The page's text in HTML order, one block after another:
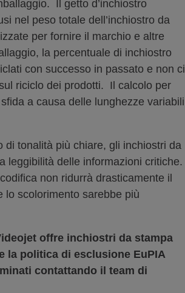
Il getto d’inchiostro
nel peso totale dell’inchiostro da
per fornire il marchio e altre
la percentuale di inchiostro
con successo in passato e non ci
riciclo dei prodotti. Il calcolo per
a causa delle lunghezze variabili
di tonalità più chiare, gli inchiostri da
leggibilità delle informazioni critiche.
non ridurrà drasticamente il
lo scolorimento sarebbe più
offre inchiostri da stampa
la politica di esclusione EuPIA
contattando il team di